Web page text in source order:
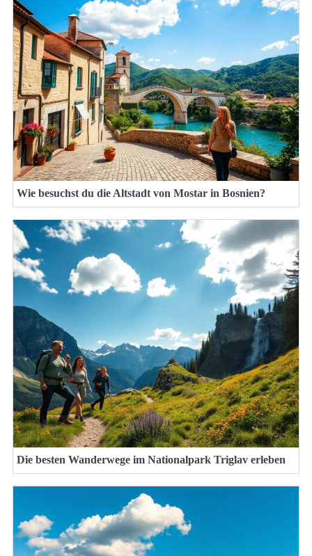
Wie besuchst du die Altstadt von Mostar in Bosnien?
Die besten Wanderwege im Nationalpark Triglav erleben